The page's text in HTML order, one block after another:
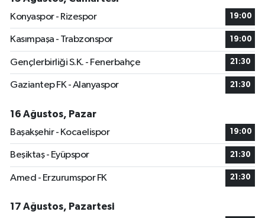
Konyaspor - Rizespor
19:00
Kasımpaşa - Trabzonspor 19:00
Gençlerbirliği S.K. - Fenerbahçe 21:30
Gaziantep FK - Alanyaspor 21:30
16 Ağustos, Pazar
Başakşehir - Kocaelispor
19:00
Beşiktaş - Eyüpspor 21:30
Amed - Erzurumspor FK 21:30
17 Ağustos, Pazartesi